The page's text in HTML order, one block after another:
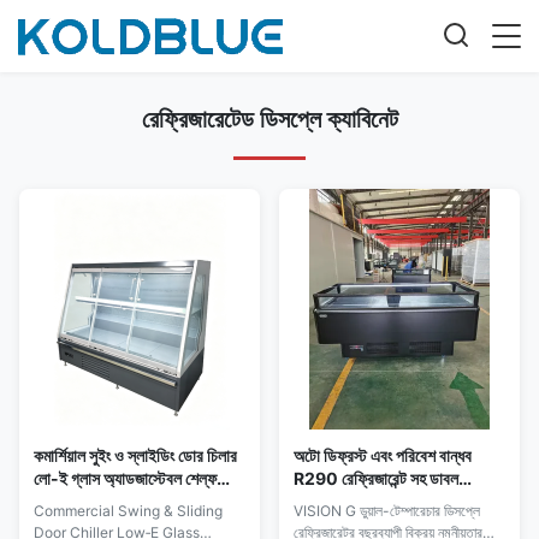
রেফ্রিজারেটেড ডিসপ্লে ক্যাবিনেট
কমার্শিয়াল সুইং ও স্লাইডিং ডোর চিলার
লো-ই গ্লাস অ্যাডজাস্টেবল শেল্ফ
প্যানোরামিক এন্ডপ্যানেল
Commercial Swing & Sliding
Door Chiller Low‑E Glass
অটো ডিফ্রস্ট এবং পরিবেশ বান্ধব
R290 রেফ্রিজারেন্ট সহ ডাবল
তাপমাত্রা ডিসপ্লে রেফ্রিজারেটর
VISION G ডুয়াল-টেম্পারেচার ডিসপ্লে
রেফ্রিজারেটর বছরব্যাপী বিক্রয় নমনীয়তার